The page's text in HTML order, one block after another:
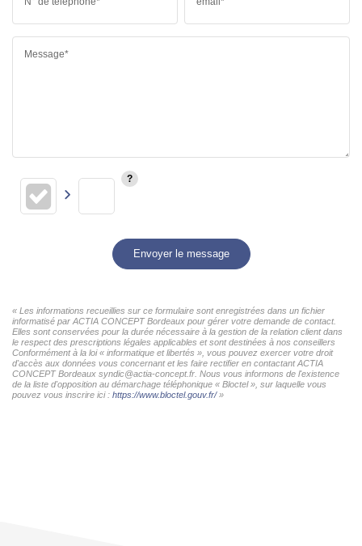
Message*
Envoyer le message
« Les informations recueillies sur ce formulaire sont enregistrées dans un fichier
informatisé par ACTIA CONCEPT Bordeaux pour gérer votre demande de contact.
Elles sont conservées pour la durée nécessaire à la gestion de la relation client dans
le respect des prescriptions légales applicables et sont destinées à nos conseillers
Conformément à la loi « informatique et libertés », vous pouvez exercer votre droit
d'accès aux données vous concernant et les faire rectifier en contactant ACTIA
CONCEPT Bordeaux syndic@actia-concept.fr. Nous vous informons de l'existence
de la liste d'opposition au démarchage téléphonique « Bloctel », sur laquelle vous
pouvez vous inscrire ici : https://www.bloctel.gouv.fr/»